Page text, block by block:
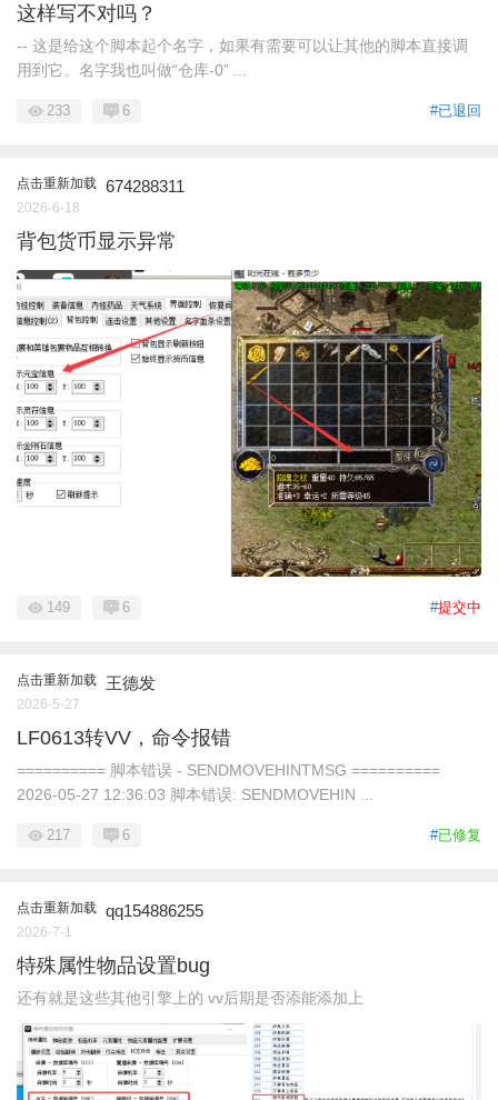
这样写不对吗？
-- 这是给这个脚本起个名字，如果有需要可以让其他的脚本直接调
用到它。名字我也叫做“仓库-0” ...
#已退回
233 6
点击重新加载 674288311
2026-6-18
背包货币显示异常
#提交中
149 6
点击重新加载 王德发
2026-5-27
LF0613转VV，命令报错
========== 脚本错误 - SENDMOVEHINTMSG ==========
2026-05-27 12:36:03 脚本错误: SENDMOVEHIN ...
#已修复
217 6
点击重新加载 qq154886255
2026-7-1
特殊属性物品设置bug
还有就是这些其他引擎上的 vv后期是否添能添加上